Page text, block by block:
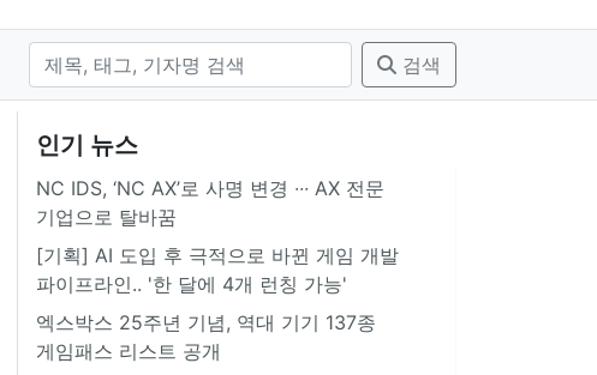
검색
인기 뉴스
NC IDS, ‘NC AX’로 사명 변경 ∙∙∙ AX 전문
기업으로 탈바꿈
[기획] AI 도입 후 극적으로 바뀐 게임 개발
파이프라인.. '한 달에 4개 런칭 가능'
엑스박스 25주년 기념, 역대 기기 137종
게임패스 리스트 공개